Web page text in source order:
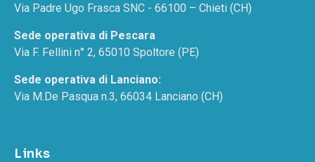
Via Padre Ugo Frasca SNC - 66100 – Chieti (CH)
Sede operativa di Pescara
Via F. Fellini n° 2, 65010 Spoltore (PE)
Sede operativa di Lanciano:
Via M.De Pasqua n.3, 66034 Lanciano (CH)
Links